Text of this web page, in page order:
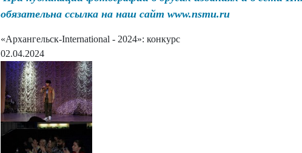
обязательна ссылка на наш сайт www.nsmu.ru
«Архангельск-International - 2024»: конкурс
02.04.2024